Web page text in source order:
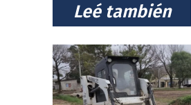
⠀Leé también⠀